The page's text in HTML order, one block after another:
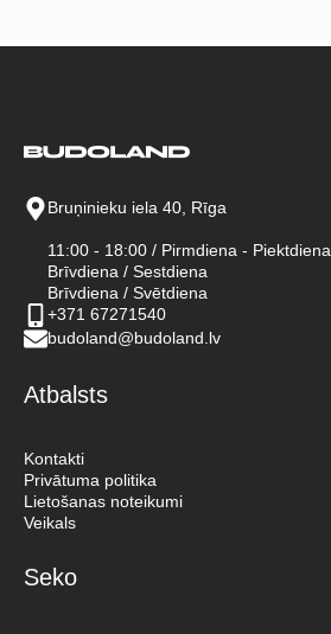
Bruņinieku iela 40, Rīga
11:00 - 18:00 / Pirmdiena - Piektdiena
Brīvdiena / Sestdiena
Brīvdiena / Svētdiena
+371 67271540
budoland@budoland.lv
Atbalsts
Kontakti
Privātuma politika
Lietošanas noteikumi
Veikals
Seko